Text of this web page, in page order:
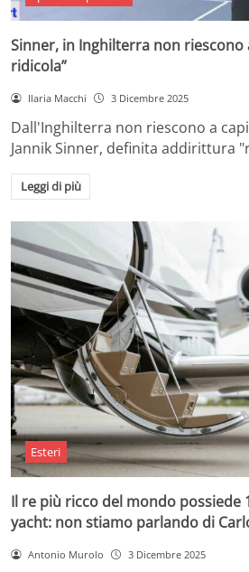
Sinner, in Inghilterra non riescono
ridicola”
Ilaria Macchi 3 Dicembre 2025
Dall'Inghilterra non riescono a
Jannik Sinner, definita addirittura
Leggi di più
Esteri
Il re più ricco del mondo possiede
yacht: non stiamo parlando di
Antonio Murolo 3 Dicembre 2025